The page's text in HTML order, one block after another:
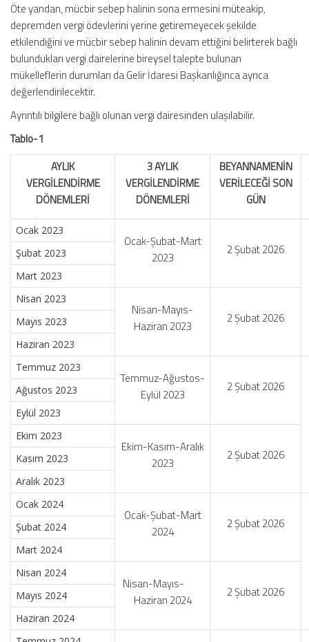
Öte yandan, mücbir sebep halinin sona ermesini müteakip,
depremden vergi ödevlerini yerine getiremeyecek şekilde
etkilendiğini ve mücbir sebep halinin devam ettiğini belirterek bağlı
bulundukları vergi dairelerine bireysel talepte bulunan
mükelleflerin durumları da Gelir İdaresi Başkanlığınca ayrıca
değerlendirilecektir.
Ayrıntılı bilgilere bağlı olunan vergi dairesinden ulaşılabilir.
Tablo-1
AYLIK
VERGİLENDİRME
DÖNEMLERİ
3 AYLIK
VERGİLENDİRME
DÖNEMLERİ
BEYANNAMENİN
VERİLECEĞİ SON
GÜN
Ocak 2023
Ocak-Şubat-Mart
2023
2 Şubat 2026
Şubat 2023
Mart 2023
Nisan 2023
Nisan-Mayıs-
Haziran 2023
2 Şubat 2026
Mayıs 2023
Haziran 2023
Temmuz 2023
Temmuz-Ağustos-
Eylül 2023
2 Şubat 2026
Ağustos 2023
Eylül 2023
Ekim 2023
Ekim-Kasım-Aralık
2023
2 Şubat 2026
Kasım 2023
Aralık 2023
Ocak 2024
Ocak-Şubat-Mart
2024
2 Şubat 2026
Şubat 2024
Mart 2024
Nisan 2024
Nisan-Mayıs-
Haziran 2024
2 Şubat 2026
Mayıs 2024
Haziran 2024